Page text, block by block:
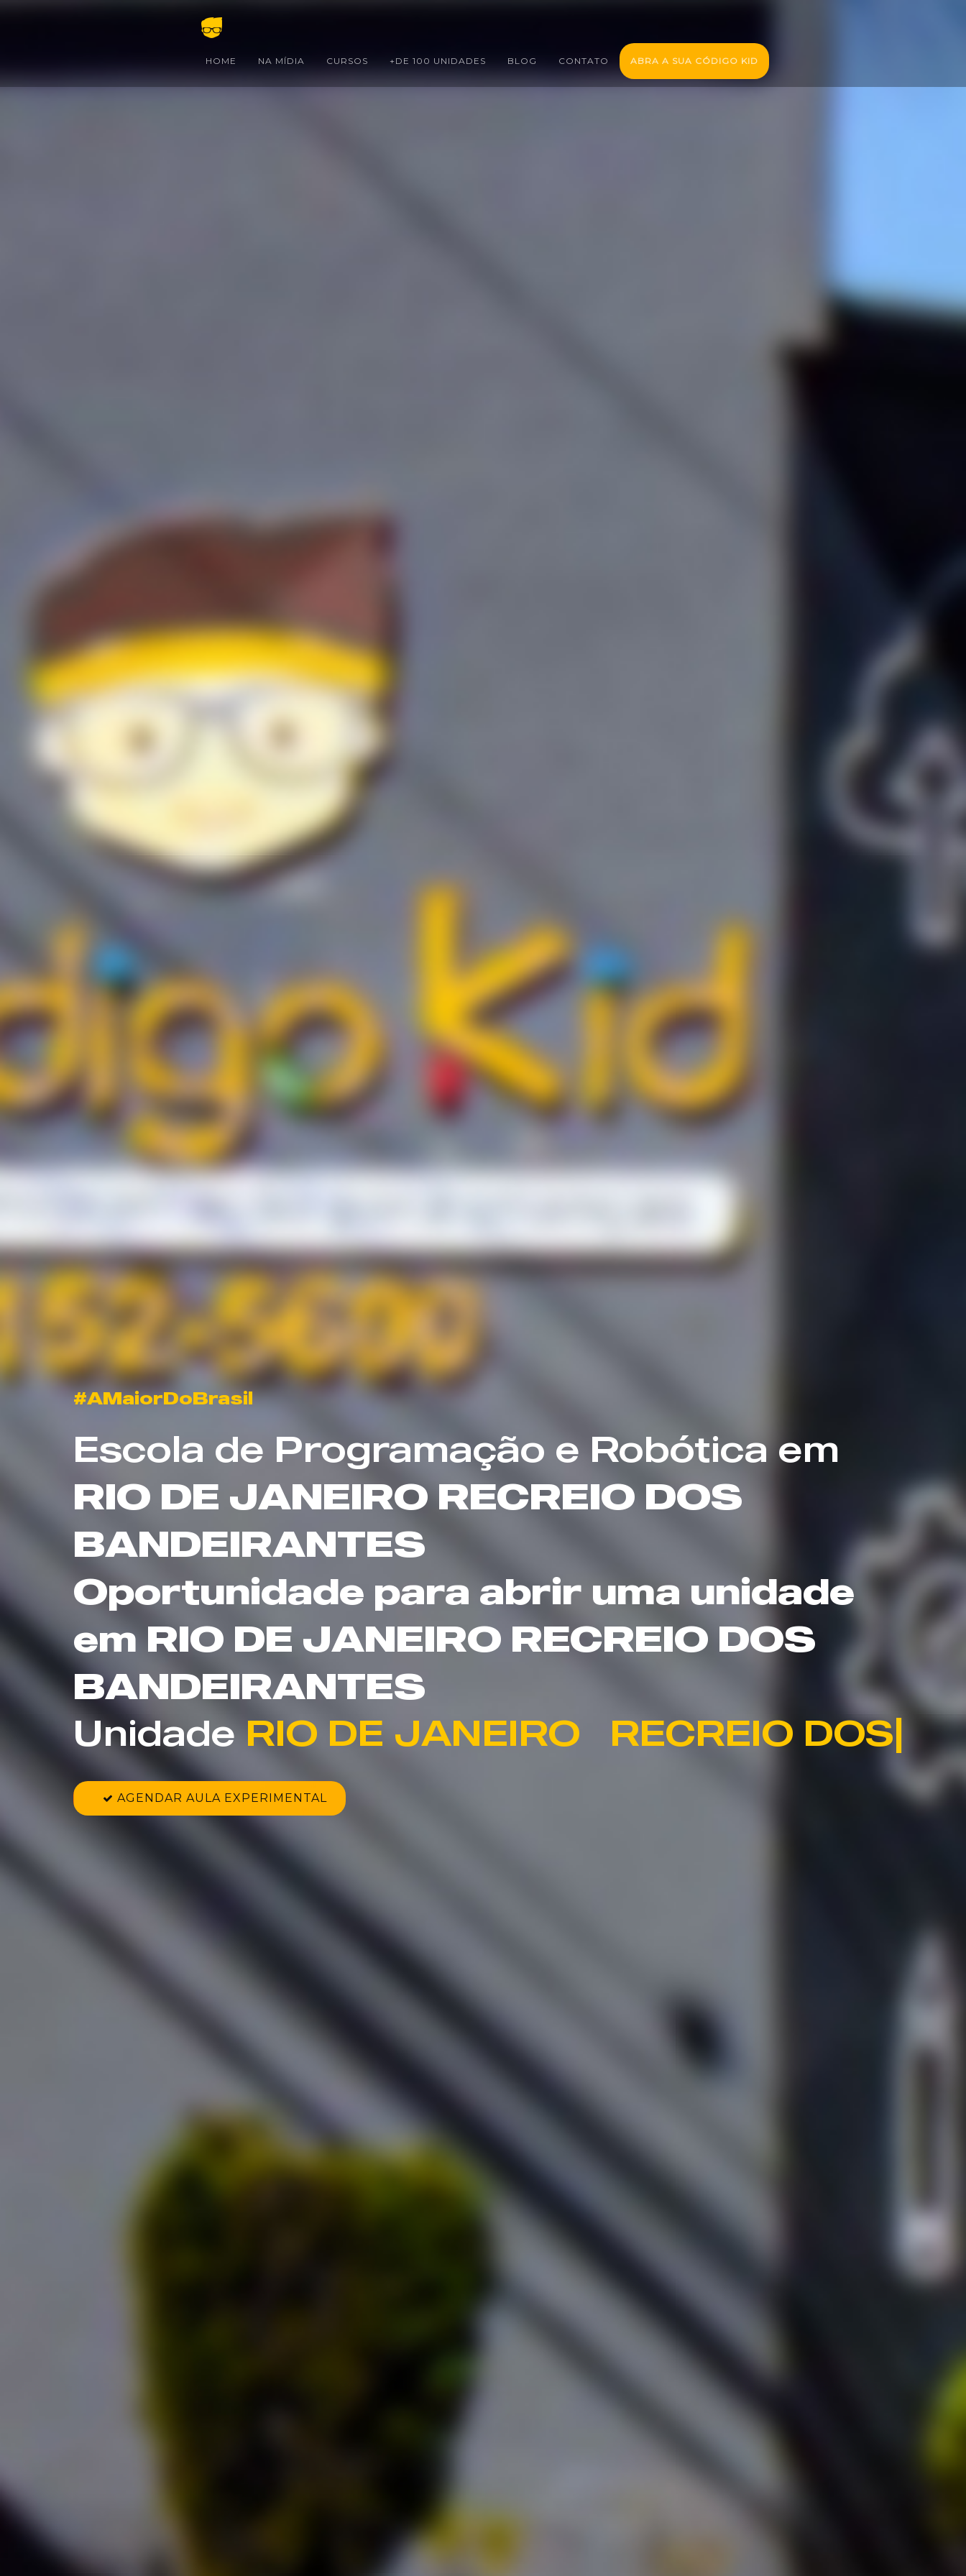
HOME NA MÍDIA CURSOS +DE 100 UNIDADES BLOG CONTATO ABRA A SUA CÓDIGO KID
#AMaiorDoBrasil
Escola de Programação e Robótica em
RIO DE JANEIRO RECREIO DOS
BANDEIRANTES
Oportunidade para abrir uma unidade
em RIO DE JANEIRO RECREIO DOS
BANDEIRANTES
Unidade RIO DE JANEIRO   RECREIO DOS
AGENDAR AULA EXPERIMENTAL